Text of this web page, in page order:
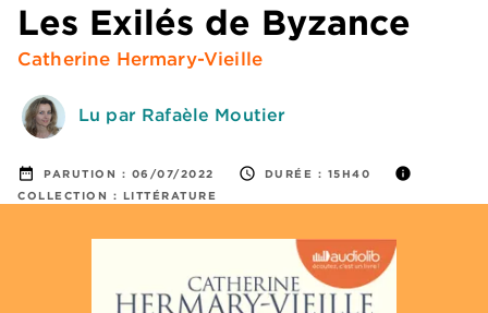
Les Exilés de Byzance
Catherine Hermary-Vieille
Lu par Rafaèle Moutier
date_range PARUTION : 06/07/2022 access_time DURÉE : 15H40 info
COLLECTION : LITTÉRATURE